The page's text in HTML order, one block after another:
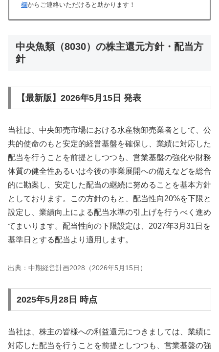
欄からご連絡いただけると助かります！
中央魚類（8030）の株主還元方針・配当方
針
【最新版】2026年5月15日 発表
当社は、中央卸売市場における水産物卸売業者として、公
共的使命のもと安定的経営基盤を確保し、業績に対応した
配当を行うことを前提としつつも、営業基盤の強化や財務
体質の健全性あるいは今後の事業展開への備えなどを総合
的に勘案し、安定した配当の継続に努めることを基本方針
としております。この方針のもと、配当性向20%を下限と
設定し、業績向上による配当水準の引上げを行うべく進め
てまいります。配当性向の下限設定は、2027年3月31日を
基準日とする配当より適用します。
出典：中期経営計画2028（2026年5月15日）
2025年5月28日 時点
当社は、株主の皆様への利益還元につきましては、業績に
対応した配当を行うことを前提としつつも、営業基盤の強